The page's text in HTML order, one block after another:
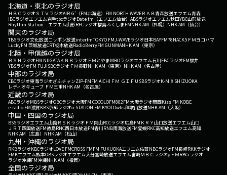
北海道・東北のラジオ局
ＨＢＣラジオＳＴＶラジオAIR-G'（FM北海道） FM NORTH WAVEＲＡＢ青森放送エフエム青森
IBCラジオエフエム岩手tbcラジオDate fm（エフエム仙台） ABSラジオエフエム秋田YBC山形放送
Rhythm Station エフエム山形RFCラジオ福島ふくしまFMNHK AM（札幌） NHK AM（仙台）
関東のラジオ局
TBSラジオ文化放送ニッポン放送interfmTOKYO FMJ-WAVEラジオ日本BAYFM78NACK5 ＦＭヨコハマ
LuckyFM 茨城放送CRT栃木放送RadioBerryFM GUNMANHK AM（東京）
北陸・甲信越のラジオ局
ＢＳＮラジオFM NIIGATAＫＮＢラジオ ＦＭとやまMROラジオエフエム石川FBCラジオFM福井
YBSラジオFM FUJISBCラジオ ＦＭ長野NHK AM（東京） NHK AM（名古屋）
中部のラジオ局
CBCラジオ東海ラジオぎふチャンZIP-FMFM AICHI ＦＭ ＧＩＦＵ SBSラジオK-MIX SHIZUOKA
レディオキューブ ＦＭ三重NHK AM（名古屋）
近畿のラジオ局
ABCラジオMBSラジオOBCラジオ大阪FM COCOLOFM802FM大阪ラジオ関西Kiss FM KOBE
e-radio FM滋賀KBS京都ラジオα-STATION FM KYOTOwbs和歌山放送NHK AM（大阪）
中国・四国のラジオ局
BSSラジオエフエム山陰ＲＳＫラジオ ＦＭ岡山RCCラジオ広島FM ＫＲＹ山口放送エフエム山口
ＪＲＴ四国放送FM徳島RNC西日本放送FM香川RNB南海放送FM愛媛RKC高知放送エフエム高知
NHK AM（広島） NHK AM（松山）
九州・沖縄のラジオ局
RKBラジオKBCラジオLOVE FMCROSS FMFM FUKUOKAエフエム佐賀NBCラジオFM長崎RKKラジオ
FMKエフエム熊本OBSラジオエフエム大分宮崎放送エフエム宮崎ＭＢＣラジオμＦＭRBCiラジオ
ラジオ沖縄FM沖縄NHK AM（福岡）
全国のラジオ局